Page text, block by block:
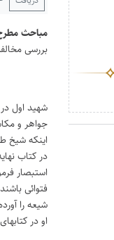
صدا
از
پایین
استفاده
کنید.
مباحث
بررسی
شهید اول
جواهر و
اینکه
در کتاب
استبصار
فتوائی
شیعه را
او در